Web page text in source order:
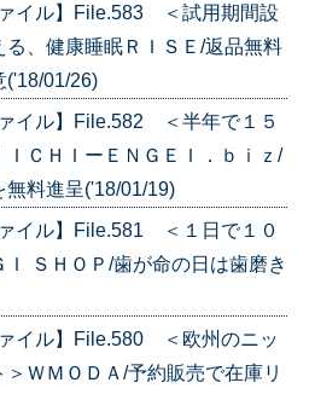
イル】File.583 ＜試用期間設
、健康睡眠ＲＩＳＥ/返品無料
('18/01/26)
イル】File.582 ＜半年で１５
ＩＣＨＩーＥＮＧＥＩ．ｂｉｚ/
料進呈('18/01/19)
イル】File.581 ＜１日で１０
ＳＨＯＰ/歯が命の日は歯磨き
イル】File.580 ＜欧州のニッ
ＷＭＯＤＡ/予約販売で在庫リ